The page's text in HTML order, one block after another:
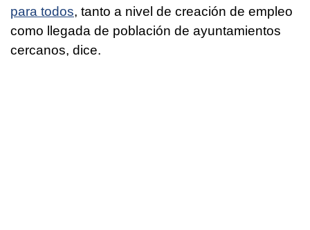
para todos, tanto a nivel de creación de empleo
como llegada de población de ayuntamientos
cercanos, dice.